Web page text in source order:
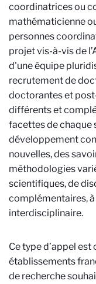
coordinatrices ou
mathématicienne
personnes
projet vis-à-vis de
d'une équipe
recrutement de
doctorantes et
différents et
facettes de chaque
développement
nouvelles, des
méthodologies
scientifiques, de
complémentaires,
interdisciplinaire.
Ce type d’appel
établissements
de recherche